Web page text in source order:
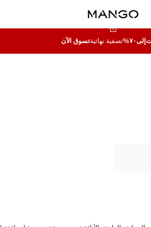
إلى٧٠% تصفية نهائيةتسوق الآن